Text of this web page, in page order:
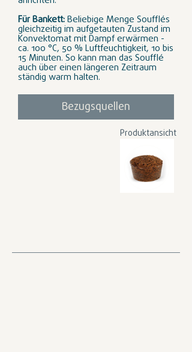
Für Bankett:Beliebige Menge Soufflés
gleichzeitig im aufgetauten Zustand im
Konvektomat mit Dampf erwärmen -
ca. 100 °C, 50 % Luftfeuchtigkeit, 10 bis
15 Minuten. So kann man das Soufflé
auch über einen längeren Zeitraum
ständig warm halten.
Bezugsquellen
Produktansicht